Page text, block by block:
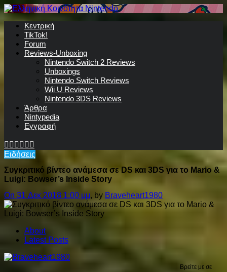
Κεντρική
TikTok!
Forum
Reviews-Unboxing
Nintendo Switch 2 Reviews
Unboxings
Nintendo Switch Reviews
Wii U Reviews
Nintendo 3DS Reviews
Άρθρα
Nintypedia
Εγγραφή
Ειδήσεις
Συγκριτικό βίντεο ανάμεσα σε DS και 3DS για το Mario &
Luigi: Bowser’s Inside Story
On 31 Δεκ 2018 1:00 μμ, by Braveheart1980
About
Latest Posts
Βρείτε με σε